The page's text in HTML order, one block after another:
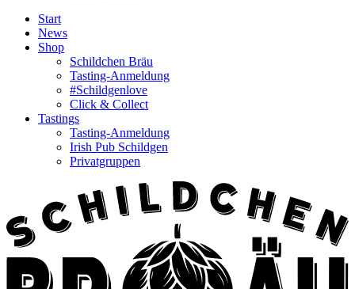
Start
News
Shop
Schildchen Bräu
Tasting-Anmeldung
#Schildgenlove
Click & Collect
Tastings
Tasting-Anmeldung
Irish Pub Schildgen
Privatgruppen